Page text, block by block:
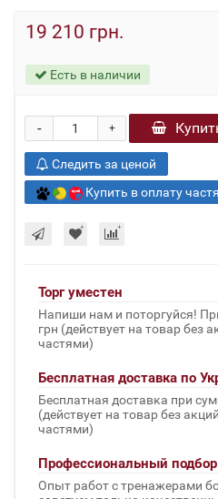
19 210 грн.
Есть в наличии
+
-
Следить за ценой
Купить в оплату
Торг уместен
Напиши нам и поторгуйся!
грн (действует на товар без
частями)
Бесплатная доставка по
Бесплатная доставка при
(действует на товар без
частями)
Профессиональный
Опыт работ с тренажерами